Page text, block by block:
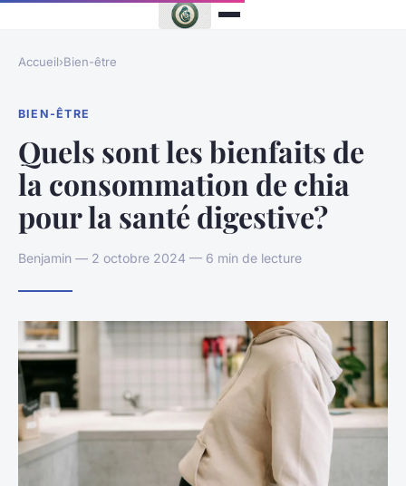
Accueil›Bien-être
BIEN-ÊTRE
Quels sont les bienfaits de
la consommation de chia
pour la santé digestive?
Benjamin — 2 octobre 2024 — 6 min de lecture